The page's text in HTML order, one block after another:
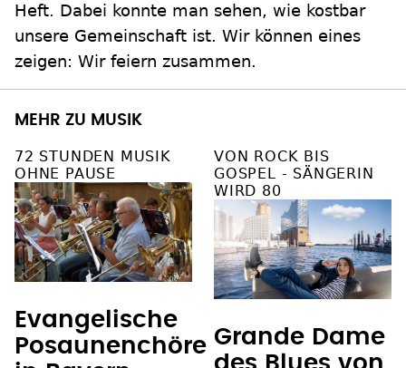
Heft. Dabei konnte man sehen, wie kostbar
unsere Gemeinschaft ist. Wir können eines
zeigen: Wir feiern zusammen.
MEHR ZU MUSIK
72 STUNDEN MUSIK
OHNE PAUSE
Evangelische
Posaunenchöre
VON ROCK BIS
GOSPEL - SÄNGERIN
WIRD 80
Grande Dame